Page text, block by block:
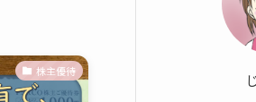
株主優待